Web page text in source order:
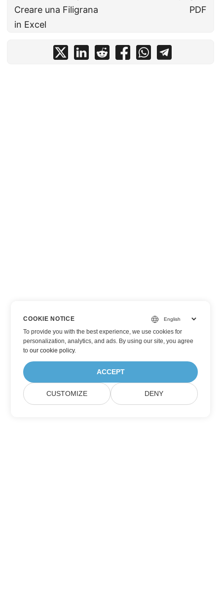
Creare una Filigrana
in Excel
PDF
COOKIE NOTICE
To provide you with the best experience, we use cookies for
personalization, analytics, and ads. By using our site, you agree
toour cookie policy.
ACCEPT
CUSTOMIZE DENY